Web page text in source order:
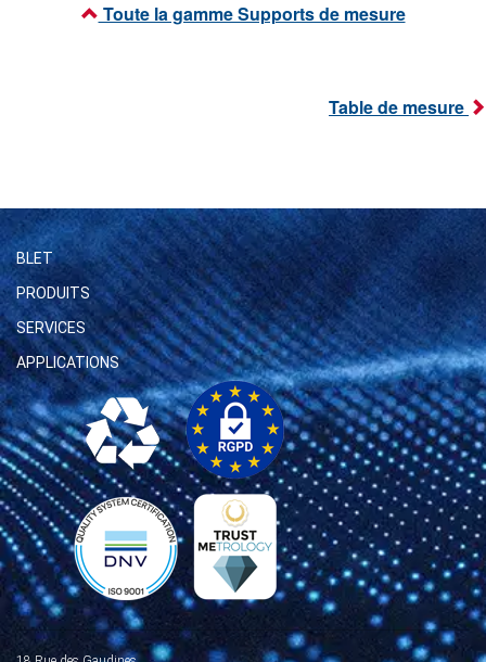
Toute la gamme Supports de mesure
Table de mesure
BLET
PRODUITS
SERVICES
APPLICATIONS